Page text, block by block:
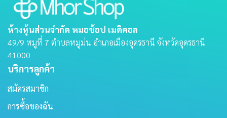
ห้างหุ้นส่วนจำกัด หมอช้อป เมดิคอล
49/9 หมูที่ 7 ตําบลหมูม่น อําเภอเมืองอุดรธานี จังหวัดอุดรธานี
41000
บริการลูกค้า
สมัครสมาชิก
การซื้อของฉัน